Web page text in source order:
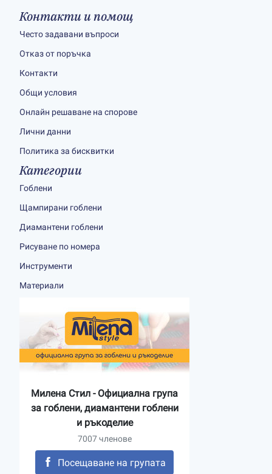
Контакти и помощ
Често задавани въпроси
Отказ от поръчка
Контакти
Общи условия
Онлайн решаване на спорове
Лични данни
Политика за бисквитки
Категории
Гоблени
Щампирани гоблени
Диамантени гоблени
Рисуване по номера
Инструменти
Материали
Милена Стил - Официална група
за гоблени, диамантени гоблени
и ръкоделие
7007 членове
Посещаване на групата